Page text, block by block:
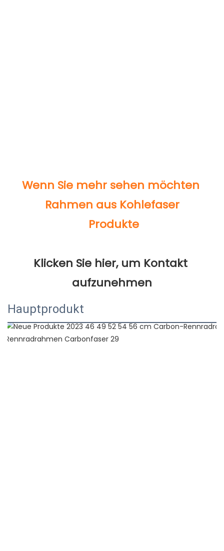
Rahmen aus Kohlefaser
Produkte
Klicken Sie hier, um Kontakt
Hauptprodukt